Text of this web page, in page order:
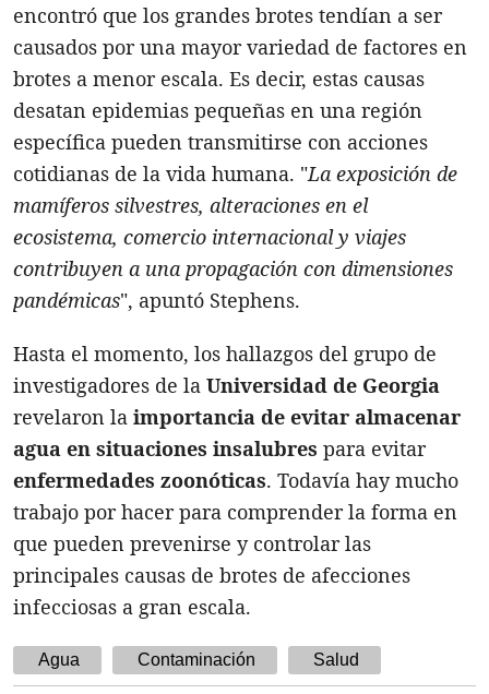
encontró que los grandes brotes tendían a ser
causados por una mayor variedad de factores en
brotes a menor escala. Es decir, estas causas
desatan epidemias pequeñas en una región
específica pueden transmitirse con acciones
cotidianas de la vida humana. "La exposición de
mamíferos silvestres, alteraciones en el
ecosistema, comercio internacional y viajes
contribuyen a una propagación con dimensiones
pandémicas", apuntó Stephens.
Hasta el momento, los hallazgos del grupo de
investigadores de la Universidad de Georgia
revelaron la importancia de evitar almacenar
agua en situaciones insalubres para evitar
enfermedades zoonóticas. Todavía hay mucho
trabajo por hacer para comprender la forma en
que pueden prevenirse y controlar las
principales causas de brotes de afecciones
infecciosas a gran escala.
Agua Contaminación Salud